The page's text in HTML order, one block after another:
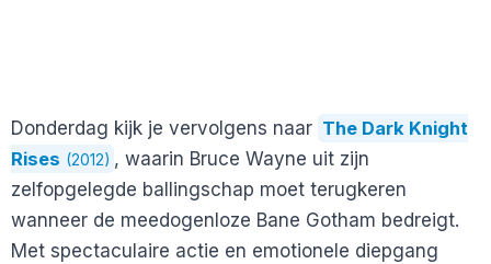
Donderdag kijk je vervolgens naar The Dark Knight
Rises (2012) , waarin Bruce Wayne uit zijn
zelfopgelegde ballingschap moet terugkeren
wanneer de meedogenloze Bane Gotham bedreigt.
Met spectaculaire actie en emotionele diepgang